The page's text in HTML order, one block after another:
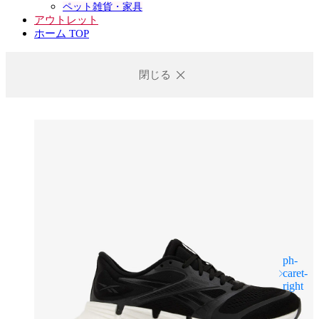
ペット雑貨・家具
アウトレット
ホーム TOP
閉じる